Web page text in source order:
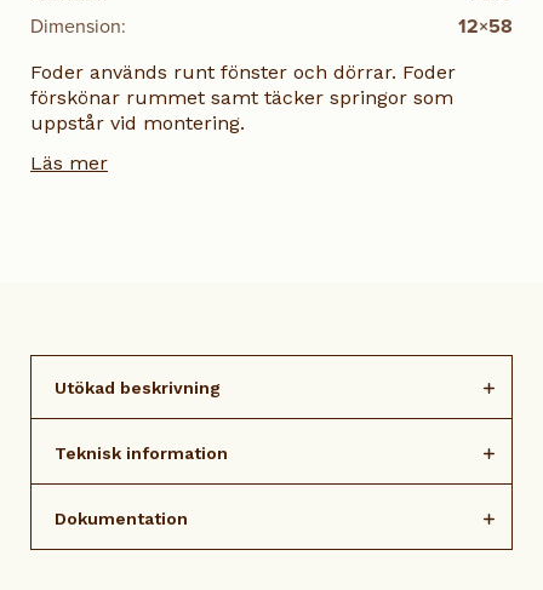
Dimension:
12×58
Foder används runt fönster och dörrar. Foder
förskönar rummet samt täcker springor som
uppstår vid montering.
Läs mer
Utökad beskrivning
Teknisk information
Dokumentation